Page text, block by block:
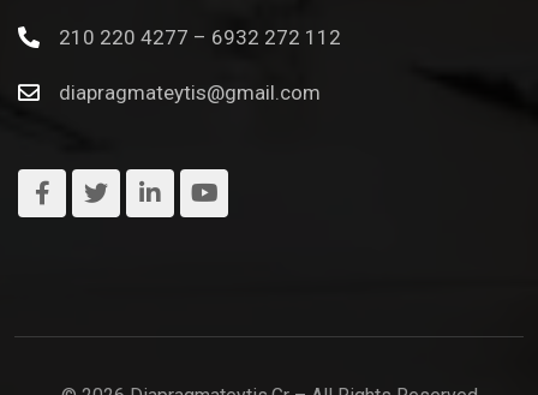
210 220 4277 – 6932 272 112
diapragmateytis@gmail.com